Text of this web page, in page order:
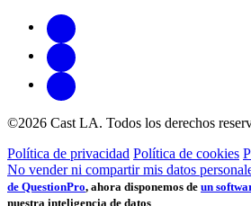
©2026 Cast LA. Todos los derechos
Política de privacidad Política de cookies
No vender ni compartir mis datos
de QuestionPro, ahora disponemos de un
nuestra inteligencia de datos